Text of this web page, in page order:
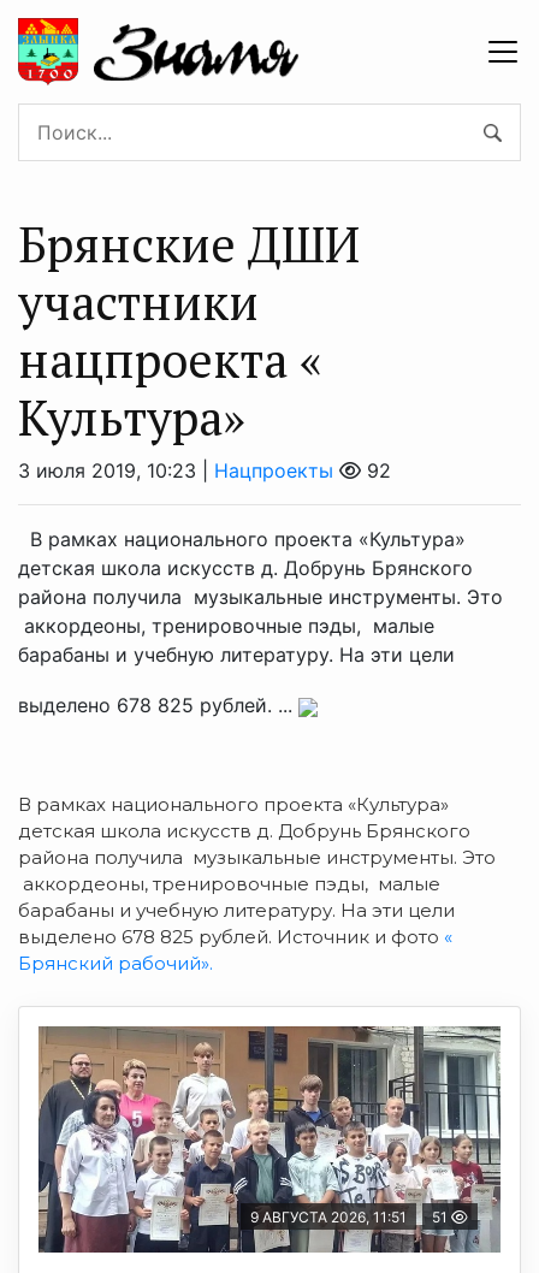
Брянские ДШИ
участники
нацпроекта «
Культура»
3 июля 2019, 10:23 | Нацпроекты 92
В рамках национального проекта «Культура»
детская школа искусств д. Добрунь Брянского
района получила музыкальные инструменты. Это
аккордеоны, тренировочные пэды, малые
барабаны и учебную литературу. На эти цели
выделено 678 825 рублей. ...
В рамках национального проекта «Культура»
детская школа искусств д. Добрунь Брянского
района получила музыкальные инструменты. Это
аккордеоны, тренировочные пэды, малые
барабаны и учебную литературу. На эти цели
выделено 678 825 рублей. Источник и фото «
Брянский рабочий».
9 АВГУСТА 2026, 11:51 51